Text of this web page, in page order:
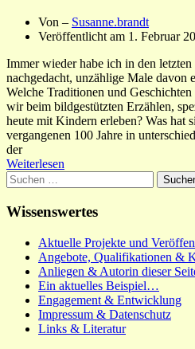
Von – Susanne.brandt
Veröffentlicht am 1. Februar
Immer wieder habe ich in den letzten
nachgedacht, unzählige Male davon
Welche Traditionen und
wir beim bildgestützten Erzählen,
heute mit Kindern erleben? Was hat
vergangenen 100 Jahre in
der
Weiterlesen
Suchen
nach:
Wissenswertes
Aktuelle Projekte und
Angebote, Qualifikationen &
Anliegen & Autorin dieser
Ein aktuelles Beispiel…
Engagement & Entwicklung
Impressum & Datenschutz
Links & Literatur